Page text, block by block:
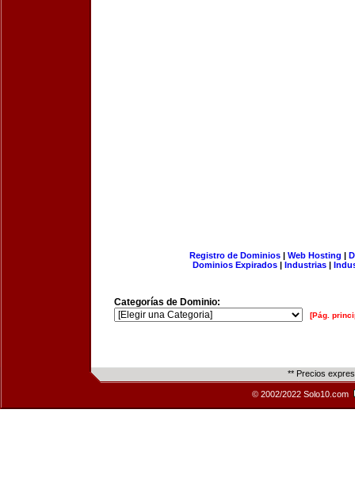
Registro de Dominios| Web Hosting |
Dominios Expirados | Industrias |
Categorías de Dominio:
[Pág.
** Precios
© 2002/2022 Solo10.com